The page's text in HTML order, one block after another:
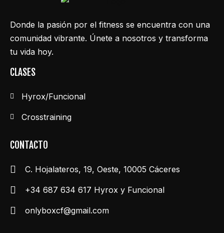
Donde la pasión por el fitness se encuentra con una
comunidad vibrante. Únete a nosotros y transforma
tu vida hoy.
CLASES
Hyrox/Funcional
Crosstraining
CONTACTO
C. Hojalateros, 19, Oeste, 10005 Cáceres
+34 687 634 617 Hyrox y Funcional
onlyboxcf@gmail.com